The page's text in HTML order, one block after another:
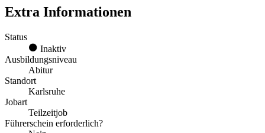
Extra Informationen
Status
Inaktiv
Ausbildungsniveau
Abitur
Standort
Karlsruhe
Jobart
Teilzeitjob
Führerschein erforderlich?